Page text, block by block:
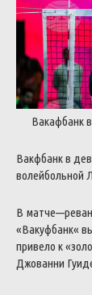
Вакафбанкв
Вакфбанкв
волейбольной
В матче—
«Вакуфбанк«
привело к«
Джованни